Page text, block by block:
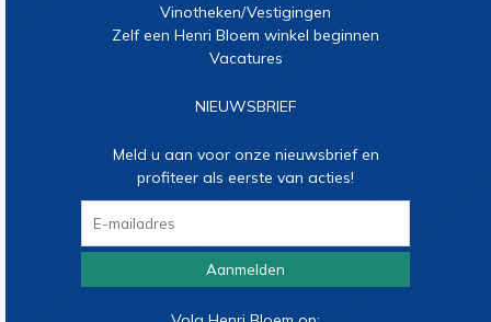
Vinotheken/Vestigingen
Zelf een Henri Bloem winkel beginnen
Vacatures
NIEUWSBRIEF
Meld u aan voor onze nieuwsbrief en
profiteer als eerste van acties!
Aanmelden